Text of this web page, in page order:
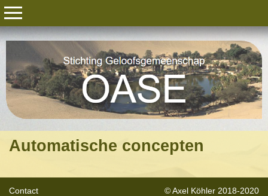
Automatische concepten
Contact © Axel Köhler 2018-2020